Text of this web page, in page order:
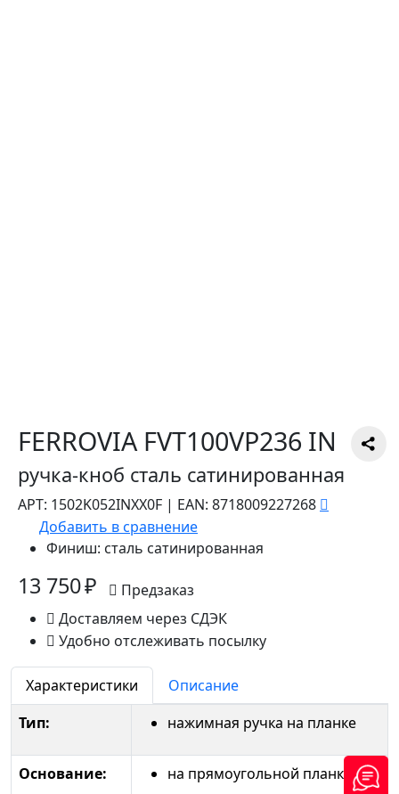
FERROVIA FVT100VP236 IN
ручка-кноб сталь сатинированная
АРТ: 1502K052INXX0F | EAN: 8718009227268
Добавить в сравнение
Финиш: сталь сатинированная
13 750 ₽
Предзаказ
Доставляем через СДЭК
Удобно отслеживать посылку
Характеристики
Описание
Тип:
нажимная ручка на планке
Основание: на прямоугольной планке